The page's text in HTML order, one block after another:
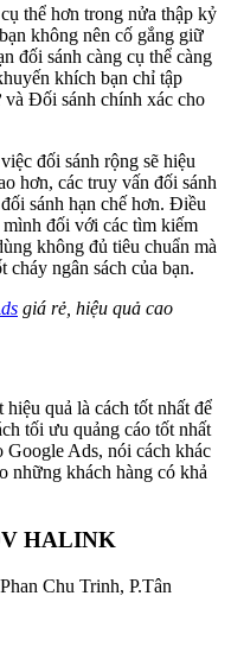
thể hơn trong nửa thập kỷ
không nên cố gắng giữ
đối sánh càng cụ thể càng
khích bạn chỉ tập
và Đối sánh chính xác cho
đối sánh rộng sẽ hiệu
hơn, các truy vấn đối sánh
sánh hạn chế hơn. Điều
mình đối với các tìm kiếm
không đủ tiêu chuẩn mà
cháy ngân sách của bạn.
giá rẻ, hiệu quả cao
quả là cách tốt nhất để
tối ưu quảng cáo tốt nhất
Google Ads, nói cách khác
những khách hàng có khả
HALINK
Chu Trinh, P.Tân